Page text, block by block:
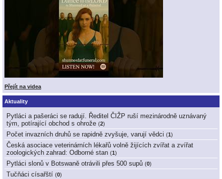
Přejít na videa
Aktuality
Pytláci a pašeráci se radují. Ředitel ČIŽP ruší mezinárodně uznávaný
tým, potírající obchod s ohrože (2)
Počet invazních druhů se rapidně zvyšuje, varují vědci (1)
Česká asociace veterinárních lékařů volně žijících zvířat a zvířat
zoologických zahrad: Odborné stan (1)
Pytláci slonů v Botswaně otrávili přes 500 supů (0)
Tučňáci císařští (0)